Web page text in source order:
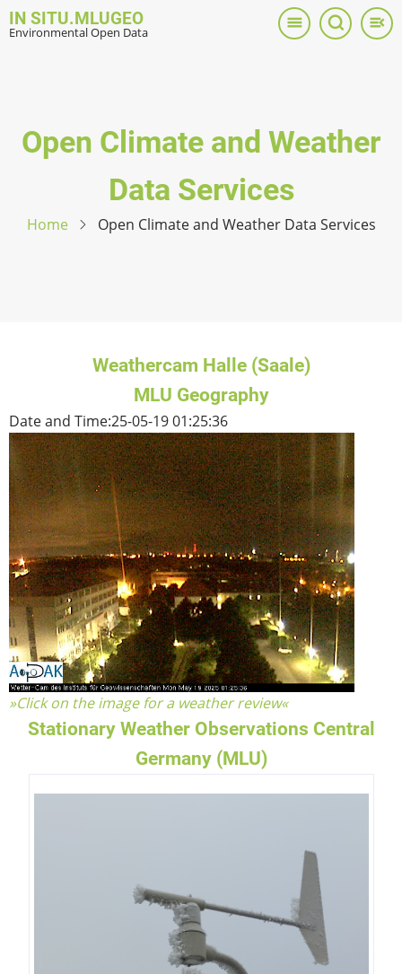
Skip
to
IN SITU.MLUGEO
Environmental Open Data
Open Climate and Weather
Data Services
Home Open Climate and Weather Data Services
Weathercam Halle (Saale)
MLU Geography
Date and Time:25-05-19 01:25:36
»Click on the image for a weather review«
Stationary Weather Observations Central
Germany (MLU)